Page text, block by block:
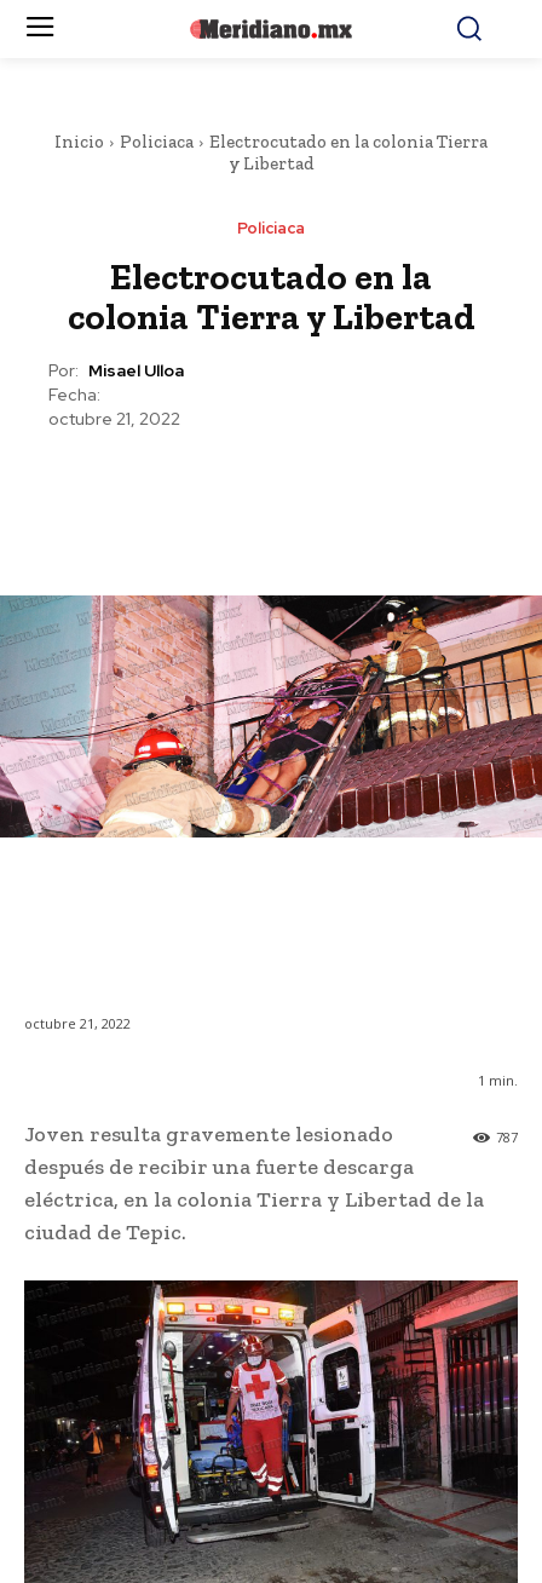
Inicio Policiaca
Electrocutado en la colonia Tierra
y Libertad
Policiaca
Electrocutado en la
colonia Tierra y Libertad
Por: Misael Ulloa
Fecha:
octubre 21, 2022
octubre 21, 2022
1 min.
787
Joven resulta gravemente lesionado
después de recibir una fuerte descarga
eléctrica, en la colonia Tierra y Libertad de la
ciudad de Tepic.